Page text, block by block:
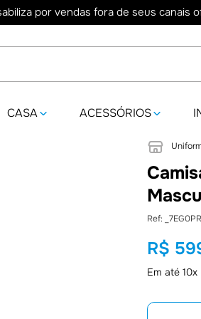
por vendas fora de seus canais
CASA ACESSÓRIOS
:
R$
Em até10x